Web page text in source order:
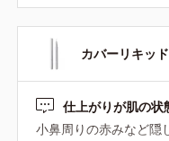
カバーリキッ
仕上がりが肌の状
小鼻周りの赤みなど隠